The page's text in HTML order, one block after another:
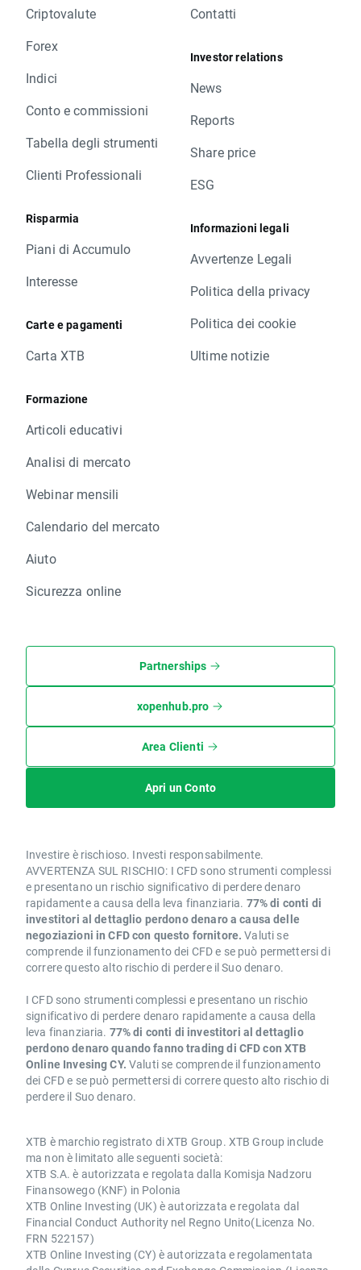
Criptovalute
Forex
Indici
Conto e commissioni
Tabella degli strumenti
Clienti Professionali
Risparmia
Piani di Accumulo
Interesse
Carte e pagamenti
Carta XTB
Formazione
Articoli educativi
Analisi di mercato
Webinar mensili
Calendario del mercato
Aiuto
Sicurezza online
Contatti
Investor relations
News
Reports
Share price
ESG
Informazioni legali
Avvertenze Legali
Politica della privacy
Politica dei cookie
Ultime notizie
Partnerships
xopenhub.pro
Area Clienti
Apri un Conto
Investire è rischioso. Investi responsabilmente.
AVVERTENZA SUL RISCHIO: I CFD sono strumenti complessi
e presentano un rischio significativo di perdere denaro
rapidamente a causa della leva finanziaria. 77% di conti di
investitori al dettaglio perdono denaro a causa delle
negoziazioni in CFD con questo fornitore. Valuti se
comprende il funzionamento dei CFD e se può permettersi di
correre questo alto rischio di perdere il Suo denaro.
I CFD sono strumenti complessi e presentano un rischio
significativo di perdere denaro rapidamente a causa della
leva finanziaria. 77% di conti di investitori al dettaglio
perdono denaro quando fanno trading di CFD con XTB
Online Invesing CY. Valuti se comprende il funzionamento
dei CFD e se può permettersi di correre questo alto rischio di
perdere il Suo denaro.
XTB è marchio registrato di XTB Group. XTB Group include
ma non è limitato alle seguenti società:
XTB S.A. è autorizzata e regolata dalla Komisja Nadzoru
Finansowego (KNF) in Polonia
XTB Online Investing (UK) è autorizzata e regolata dal
Financial Conduct Authority nel Regno Unito(Licenza No.
FRN 522157)
XTB Online Investing (CY) è autorizzata e regolamentata